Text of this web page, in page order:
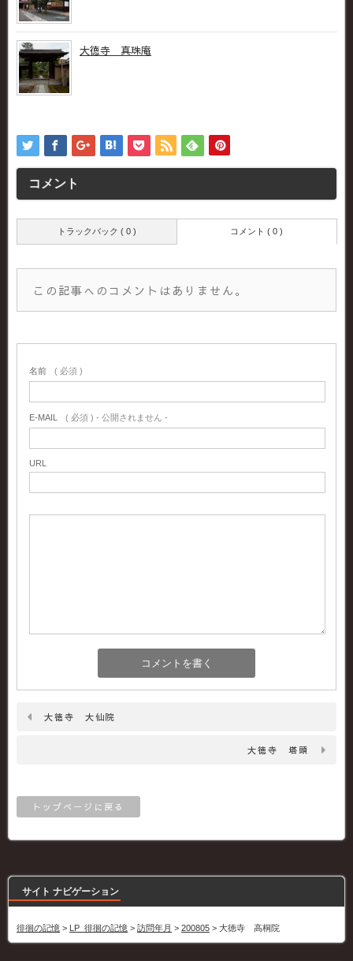
大徳寺 真珠庵
コメント
トラックバック ( 0 ) コメント ( 0 )
この記事へのコメントはありません。
名前 ( 必須 )
E-MAIL ( 必須 ) - 公開されません -
URL
大徳寺 大仙院
大徳寺 塔頭
トップページに戻る
サイト ナビゲーション
徘徊の記憶 > LP_徘徊の記憶 > 訪問年月 > 200805 > 大徳寺 高桐院